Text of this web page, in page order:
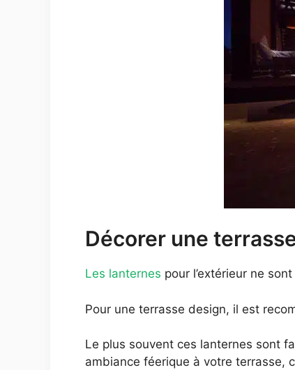
Décorer une
Les lanternes pour l’extérieur ne
Pour une terrasse design, il est
Le plus souvent ces lanternes sont
ambiance féerique à votre terrasse,